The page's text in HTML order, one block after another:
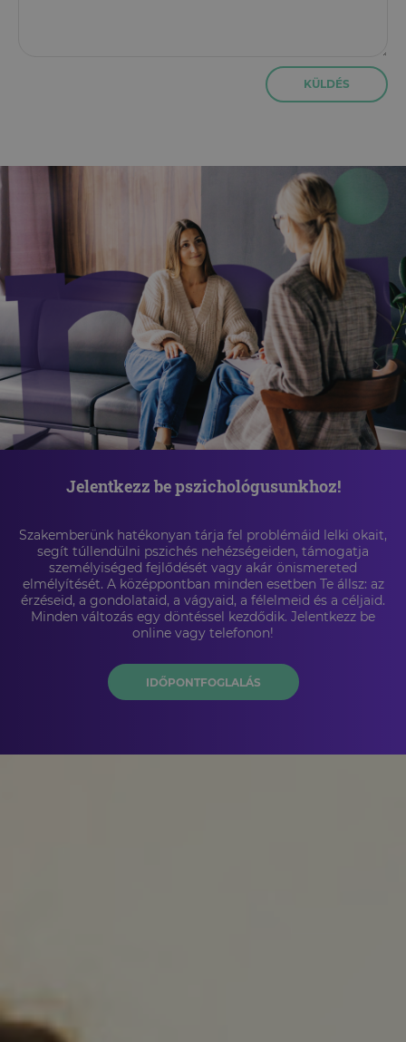
KÜLDÉS
Jelentkezz be pszichológusunkhoz!
Szakemberünk hatékonyan tárja fel problémáid lelki okait,
segít túllendülni pszichés nehézségeiden, támogatja
személyiséged fejlődését vagy akár önismereted
elmélyítését. A középpontban minden esetben Te állsz: az
érzéseid, a gondolataid, a vágyaid, a félelmeid és a céljaid.
Minden változás egy döntéssel kezdődik. Jelentkezz be
online vagy telefonon!
IDŐPONTFOGLALÁS